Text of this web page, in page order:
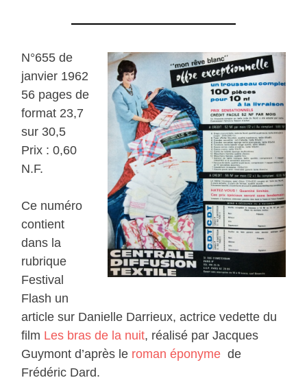
N°655 de
janvier 1962
56 pages de
format 23,7
sur 30,5
Prix : 0,60
N.F.
Ce numéro
contient
dans la
rubrique
Festival
Flash un
article sur Danielle Darrieux, actrice vedette du
film Les bras de la nuit, réalisé par Jacques
Guymont d’après le roman éponyme de
Frédéric Dard.